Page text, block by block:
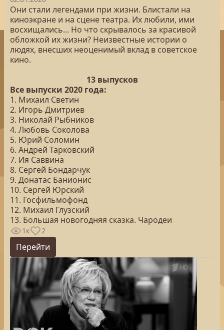
Они стали легендами при жизни. Блистали на
киноэкране и на сцене театра. Их любили, ими
восхищались... Но что скрывалось за красивой
обложкой их жизни? Неизвестные истории о
людях, внесших неоценимый вклад в советское
кино.
13 выпусков
Все выпуски 2020 года:
1. Михаил Светин
2. Игорь Дмитриев
3. Николай Рыбников
4. Любовь Соколова
5. Юрий Соломин
6. Андрей Тарковский
7. Ия Саввина
8. Сергей Бондарчук
9. Донатас Банионис
10. Сергей Юрский
11. Госфильмофонд
12. Михаил Глузский
13. Большая новогодняя сказка. Чародеи
1к 2
Перейти